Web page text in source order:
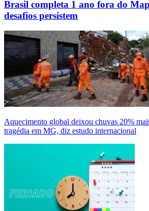
Brasil completa 1 ano fora do
desafios persistem
Aquecimento global deixou chuvas 20%
tragédia em MG, diz estudo internacional